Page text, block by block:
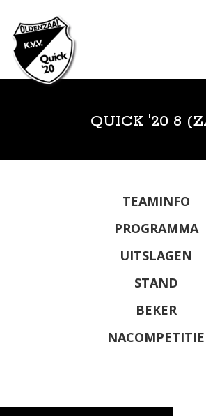
QUICK '20 8
TEAMINFO
PROGRAMMA
UITSLAGEN
STAND
BEKER
NACOMPETITIE